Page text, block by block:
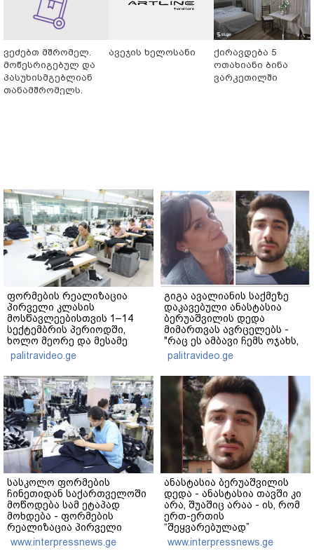
ვეძებთ მშრომელ.
მოწესრიგებულ და
პასუხისმგებლიან
თანამშრომელს.
ავეჯის ხელოსანი
ქირავდება 5
ოთახიანი ბინა
ვარკეთილში
ფორმების რეალიზაცია
პირველი კლასის
მოსწავლეებისთვის 1–14
სექტემბრის პერიოდში,
ხოლო მეორე და მესამე
ეტაპებზე...
palitravideo.ge
გიგა ავალიანის საქმეზე
დაკავებული ანასტასია
ბერუაშვილის დედა
მიმართვას ავრცელებს -
"რაც ეს ამბავი ჩემს ოჯახს,
ჩემს ანასტასიას გადახდა
თავს, მის მერე მე მე არ
ვარ"
palitravideo.ge
სასკოლო ფორმების
ჩინეთიდან საქართველოში
მოწოდება სამ ეტაპად
მოხდება - ფორმების
რეალიზაცია პირველი
კლასის მოსწავლეებისთვის
1–14 სექტემბრის
www.interpressnews.ge
ანასტასია ბერუაშვილის
დედა - ანასტასია თავში კი
არა, შუაშიც არაა - ის, რომ
ერთ-ერთის
“შეყვარებულად”
ფიქსირდებოდა,
მკვლელობაში
www.interpressnews.ge